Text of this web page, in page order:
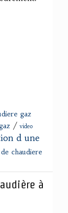
gaz
/ video
d une
chaudiere
à